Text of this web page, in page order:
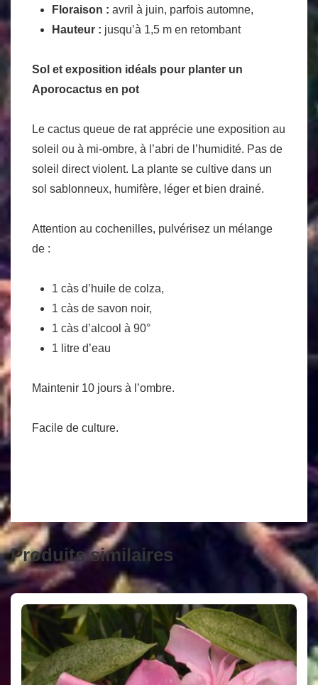
Floraison : avril à juin, parfois automne,
Hauteur : jusqu’à 1,5 m en retombant
Sol et exposition idéals pour planter un
Aporocactus en pot
Le cactus queue de rat apprécie une exposition au
soleil ou à mi-ombre, à l’abri de l’humidité. Pas de
soleil direct violent. La plante se cultive dans un
sol sablonneux, humifère, léger et bien drainé.
Attention au cochenilles, pulvérisez un mélange
de :
1 càs d’huile de colza,
1 càs de savon noir,
1 càs d’alcool à 90°
1 litre d’eau
Maintenir 10 jours à l’ombre.
Facile de culture.
Produits similaires